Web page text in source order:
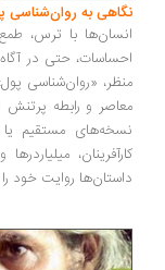
به روان‌شناسی پول |
با ترس، طمع،
حتی در آگاه‌ترین
«روان‌شناسی پول» بیش
و رابطه پرتنش او با
مستقیم یا
میلیاردرها و
روایت خود را